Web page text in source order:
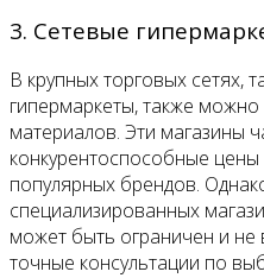
3. Сетевые
В крупных торговых сетях,
гипермаркеты, также
материалов. Эти магазины
конкурентоспособные
популярных брендов.
специализированных
может быть ограничен и не
точные консультации по